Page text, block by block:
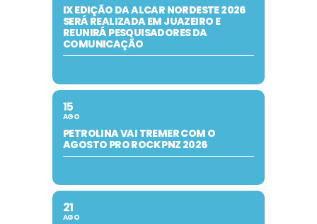
IX EDIÇÃO DA ALCAR NORDESTE 2026
SERÁ REALIZADA EM JUAZEIRO E
REUNIRÁ PESQUISADORES DA
COMUNICAÇÃO
15
AGO
PETROLINA VAI TREMER COM O
AGOSTO PRO ROCK PNZ 2026
21
AGO